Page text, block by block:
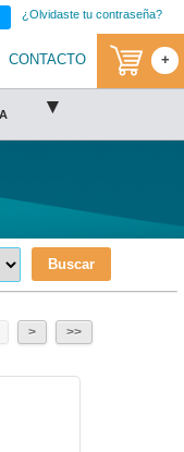
¿Olvidaste tu contraseña?
CONTACTO +
▾
Buscar
> >>